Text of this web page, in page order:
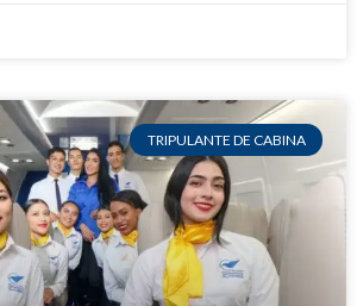
TRIPULANTE DE CABINA